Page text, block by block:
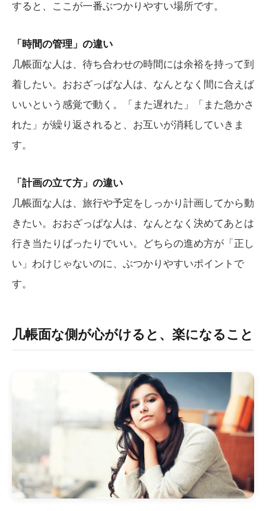
すると、ここが一番ぶつかりやすい場所です。
「時間の管理」の違い
几帳面な人は、待ち合わせの時間には余裕を持って到
着したい。おおざっぱな人は、なんとなく間に合えば
いいという感覚で動く。「また遅れた」「また急かさ
れた」が繰り返されると、お互いが消耗していきま
す。
「計画の立て方」の違い
几帳面な人は、旅行や予定をしっかり計画してから動
きたい。おおざっぱな人は、なんとなく決めてあとは
行き当たりばったりでいい。どちらの進め方が「正し
い」わけじゃないのに、ぶつかりやすいポイントで
す。
几帳面な側が心がけると、楽になること